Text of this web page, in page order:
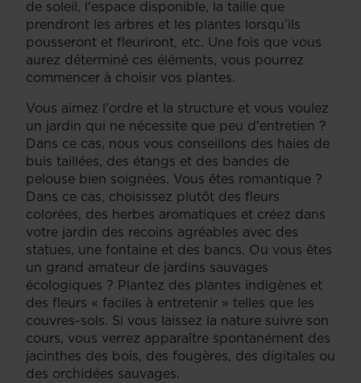
de soleil, l'espace disponible, la taille que
prendront les arbres et les plantes lorsqu’ils
pousseront et fleuriront, etc. Une fois que vous
aurez déterminé ces éléments, vous pourrez
commencer à choisir vos plantes.
Vous aimez l'ordre et la structure et vous voulez
un jardin qui ne nécessite que peu d'entretien ?
Dans ce cas, nous vous conseillons des haies de
buis taillées, des étangs et des bandes de
pelouse bien soignées. Vous êtes romantique ?
Dans ce cas, choisissez plutôt des fleurs
colorées, des herbes aromatiques et créez dans
votre jardin des recoins agréables avec des
statues, une fontaine et des bancs. Ou vous êtes
un grand amateur de jardins sauvages
écologiques ? Plantez des plantes indigènes et
des fleurs « faciles à entretenir » telles que les
couvres-sols. Si vous laissez la nature suivre son
cours, vous verrez apparaître spontanément des
jacinthes des bois, des fougères, des digitales ou
des orchidées sauvages.